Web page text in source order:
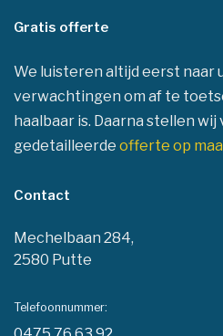
Gratis offerte
We luisteren altijd eerst naar
verwachtingen om af te
haalbaar is. Daarna stellen wij
gedetailleerde offerte op
Contact
Mechelbaan 284,
2580 Putte
Telefoonnummer: